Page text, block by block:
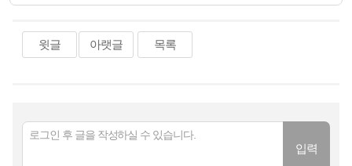
윗글 아랫글 목록